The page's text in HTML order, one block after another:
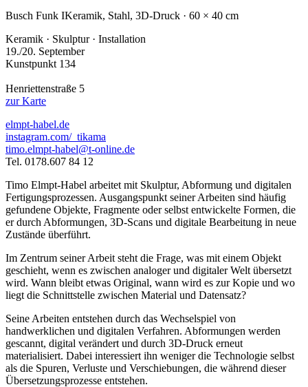
Busch Funk IKeramik, Stahl, 3D-Druck · 60 × 40 cm
Keramik · Skulptur · Installation
19./20. September
Kunstpunkt 134
Henriettenstraße 5
zur Karte
elmpt-habel.de
instagram.com/_tikama
timo.elmpt-habel@t-online.de
Tel. 0178.607 84 12
Timo Elmpt-Habel arbeitet mit Skulptur, Abformung und digitalen
Fertigungsprozessen. Ausgangspunkt seiner Arbeiten sind häufig
gefundene Objekte, Fragmente oder selbst entwickelte Formen, die
er durch Abformungen, 3D-Scans und digitale Bearbeitung in neue
Zustände überführt.
Im Zentrum seiner Arbeit steht die Frage, was mit einem Objekt
geschieht, wenn es zwischen analoger und digitaler Welt übersetzt
wird. Wann bleibt etwas Original, wann wird es zur Kopie und wo
liegt die Schnittstelle zwischen Material und Datensatz?
Seine Arbeiten entstehen durch das Wechselspiel von
handwerklichen und digitalen Verfahren. Abformungen werden
gescannt, digital verändert und durch 3D-Druck erneut
materialisiert. Dabei interessiert ihn weniger die Technologie selbst
als die Spuren, Verluste und Verschiebungen, die während dieser
Übersetzungsprozesse entstehen.